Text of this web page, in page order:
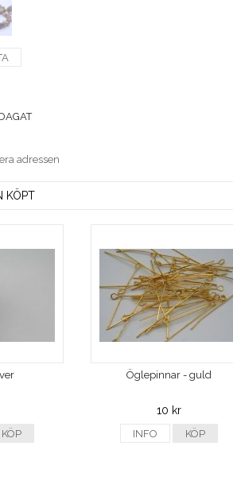
adressen
KÖPT
KÖP
Öglepinnar - guld
10 kr
INFO KÖP